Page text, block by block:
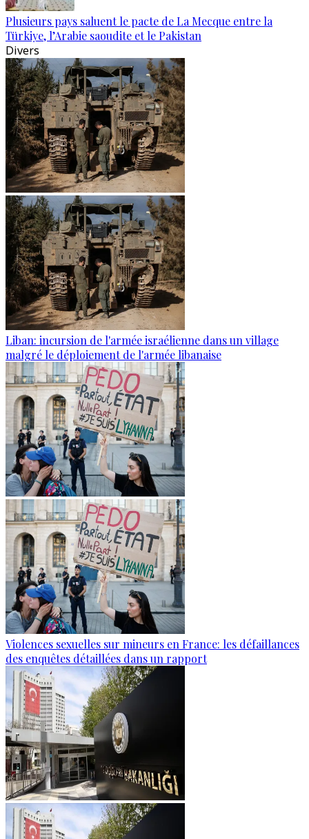
Plusieurs pays saluent le pacte de La Mecque entre la
Türkiye, l’Arabie saoudite et le Pakistan
Divers
Liban: incursion de l'armée israélienne dans un village
malgré le déploiement de l'armée libanaise
Violences sexuelles sur mineurs en France: les défaillances
des enquêtes détaillées dans un rapport